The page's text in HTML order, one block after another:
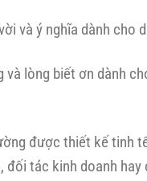
và ý nghĩa dành cho
lòng biết ơn dành
được thiết kế tinh
tác kinh doanh